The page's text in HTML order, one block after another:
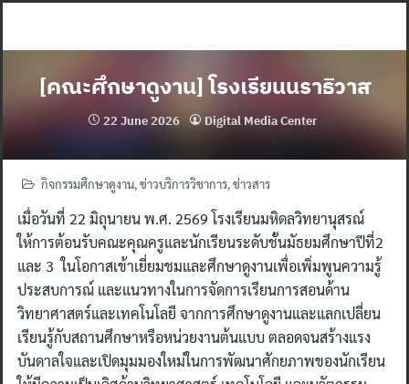
[คณะศึกษาดูงาน] โรงเรียนนราธิวาส
22 June 2026 Digital Media Center
กิจกรรมศึกษาดูงาน,ข่าวบริการวิชาการ,ข่าวสาร
เมื่อวันที่ 22 มิถุนายน พ.ศ. 2569 โรงเรียนมหิดลวิทยานุสรณ์
ให้การต้อนรับคณะคุณครูและนักเรียนระดับชั้นมัธยมศึกษาปีที่2
และ 3 ในโอกาสเข้าเยี่ยมชมและศึกษาดูงานเพื่อเพิ่มพูนความรู้
ประสบการณ์ และแนวทางในการจัดการเรียนการสอนด้าน
วิทยาศาสตร์และเทคโนโลยี จากการศึกษาดูงานและแลกเปลี่ยน
เรียนรู้กับสถานศึกษาหรือหน่วยงานต้นแบบ ตลอดจนสร้างแรง
บันดาลใจและเปิดมุมมองใหม่ในการพัฒนาศักยภาพของนักเรียน